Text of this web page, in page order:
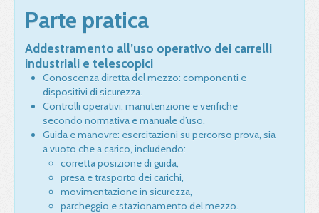
Parte pratica
Addestramento all’uso operativo dei carrelli
industriali e telescopici
Conoscenza diretta del mezzo: componenti e
dispositivi di sicurezza.
Controlli operativi: manutenzione e verifiche
secondo normativa e manuale d’uso.
Guida e manovre: esercitazioni su percorso prova, sia
a vuoto che a carico, includendo:
corretta posizione di guida,
presa e trasporto dei carichi,
movimentazione in sicurezza,
parcheggio e stazionamento del mezzo.